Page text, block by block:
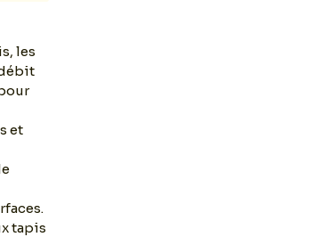
les
et
tapis